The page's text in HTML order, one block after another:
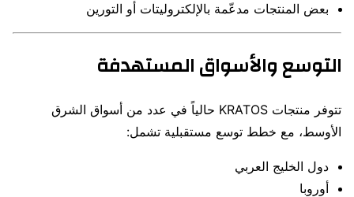
بعض المنتجات مدعّمة بالإلكتروليتات أو التورين
التوسع والأسواق المستهدفة
تتوفر منتجات KRATOS حالياً في عدد من أسواق الشرق
الأوسط، مع خطط توسع مستقبلية تشمل:
دول الخليج العربي
أوروبا